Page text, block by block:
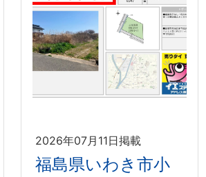
2026年07月11日掲載
福島県いわき市小